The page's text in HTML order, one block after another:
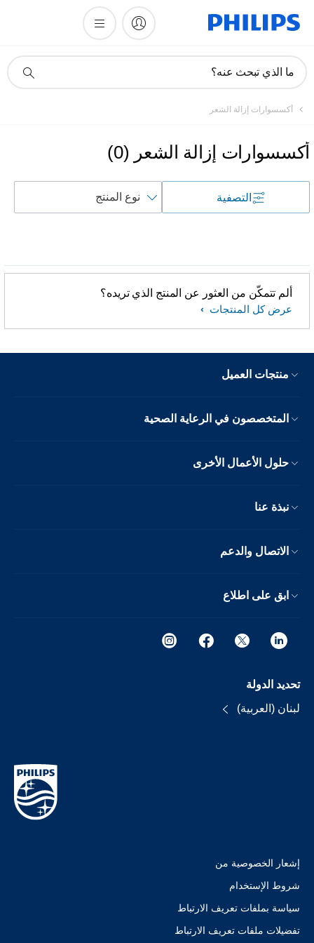
دعم
ما الذي تبحث عنه؟
أكسسوارات إزالة الشعر
أكسسوارات إزالة الشعر (
0
)
التصفية
حسب
ألم تتمكّن من العثور عن المنتج الذي تريده؟
عرض كل المنتجات
منتجات العميل
المتخصصون في الرعاية الصحية
حلول الأعمال الأخرى
نبذة عنا
الاتصال والدعم
ابق على اطلاع
تحديد الدولة
لبنان (العربية)
إشعار الخصوصية من
شروط الإستخدام
سياسة بملفات تعريف الارتباط
تفضيلات ملفات تعريف الارتباط